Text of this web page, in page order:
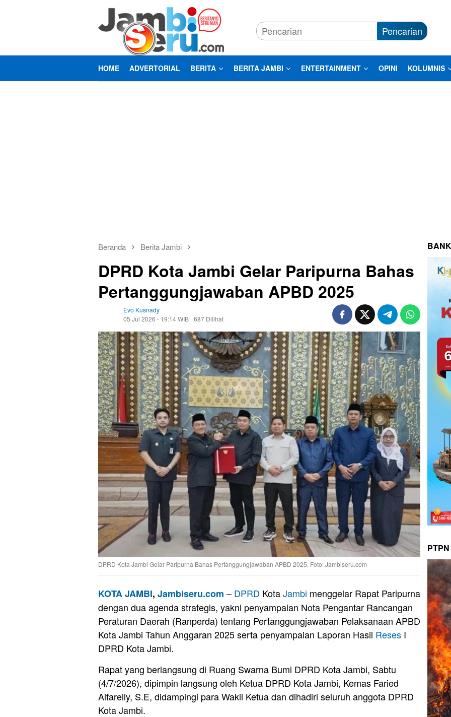
Pencarian
HOME ADVERTORIAL BERITA BERITA JAMBI ENTERTAINMENT OPINI KOLUMNIS
Beranda Berita Jambi
DPRD Kota Jambi Gelar Paripurna Bahas
Pertanggungjawaban APBD 2025
Evo Kusnady
05 Jul 2026 - 19:14 WIB 687 Dilihat
DPRD Kota Jambi Gelar Paripurna Bahas Pertanggungjawaban APBD 2025. Foto: Jambiseru.com
KOTA JAMBI, Jambiseru.com – DPRD KotaJambi menggelar Rapat Paripurna
dengan dua agenda strategis, yakni penyampaian Nota Pengantar Rancangan
Peraturan Daerah (Ranperda) tentang Pertanggungjawaban Pelaksanaan APBD
Kota Jambi Tahun Anggaran 2025 serta penyampaian Laporan Hasil Reses I
DPRD Kota Jambi.
Rapat yang berlangsung di Ruang Swarna Bumi DPRD Kota Jambi, Sabtu
(4/7/2026), dipimpin langsung oleh Ketua DPRD Kota Jambi, Kemas Faried
Alfarelly, S.E, didampingi para Wakil Ketua dan dihadiri seluruh anggota DPRD
Kota Jambi.